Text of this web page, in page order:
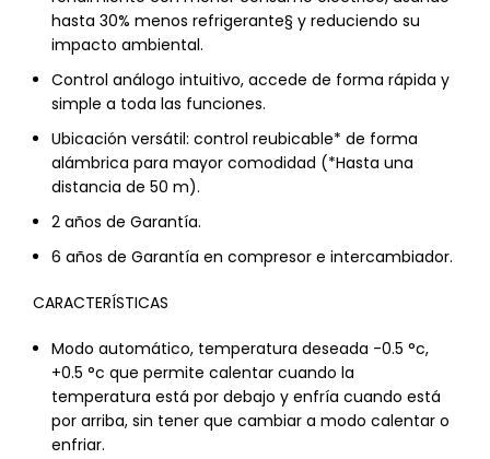
hasta 30% menos refrigerante§ y reduciendo su
impacto ambiental.
Control análogo intuitivo, accede de forma rápida y
simple a toda las funciones.
Ubicación versátil: control reubicable* de forma
alámbrica para mayor comodidad (*Hasta una
distancia de 50 m).
2 años de Garantía.
6 años de Garantía en compresor e intercambiador.
CARACTERÍSTICAS
Modo automático, temperatura deseada -0.5 °c,
+0.5 °c que permite calentar cuando la
temperatura está por debajo y enfría cuando está
por arriba, sin tener que cambiar a modo calentar o
enfriar.